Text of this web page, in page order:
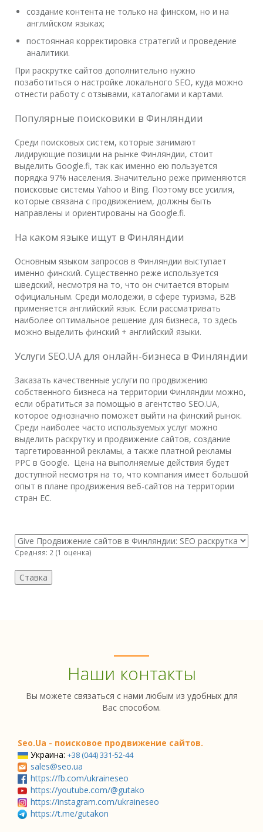
создание контента не только на финском, но и на
английском языках;
постоянная корректировка стратегий и проведение
аналитики.
При раскрутке сайтов дополнительно нужно
позаботиться о настройке локального SEO, куда можно
отнести работу с отзывами, каталогами и картами.
Популярные поисковики в Финляндии
Среди поисковых систем, которые занимают
лидирующие позиции на рынке Финляндии, стоит
выделить Google.fi, так как именно ею пользуется
порядка 97% населения. Значительно реже применяются
поисковые системы Yahoo и Bing. Поэтому все усилия,
которые связана с продвижением, должны быть
направлены и ориентированы на Google.fi.
На каком языке ищут в Финляндии
Основным языком запросов в Финляндии выступает
именно финский. Существенно реже используется
шведский, несмотря на то, что он считается вторым
официальным. Среди молодежи, в сфере туризма, В2В
применяется английский язык. Если рассматривать
наиболее оптимальное решение для бизнеса, то здесь
можно выделить финский + английский языки.
Услуги SEO.UA для онлайн-бизнеса в Финляндии
Заказать качественные услуги по продвижению
собственного бизнеса на территории Финляндии можно,
если обратиться за помощью в агентство SEO.UA,
которое однозначно поможет выйти на финский рынок.
Среди наиболее часто используемых услуг можно
выделить раскрутку и продвижение сайтов, создание
таргетированной рекламы, а также платной рекламы
PPC в Google. Цена на выполняемые действия будет
доступной несмотря на то, что компания имеет большой
опыт в плане продвижения веб-сайтов на территории
стран ЕС.
Средняя: 2 (1 оценка)
Наши контакты
Вы можете связаться с нами любым из удобных для
Вас способом.
Seo.Ua - поисковое продвижение сайтов.
Украина: +38 (044) 331-52-44
sales@seo.ua
https://fb.com/ukraineseo
https://youtube.com/@gutako
https://instagram.com/ukraineseo
https://t.me/gutakon